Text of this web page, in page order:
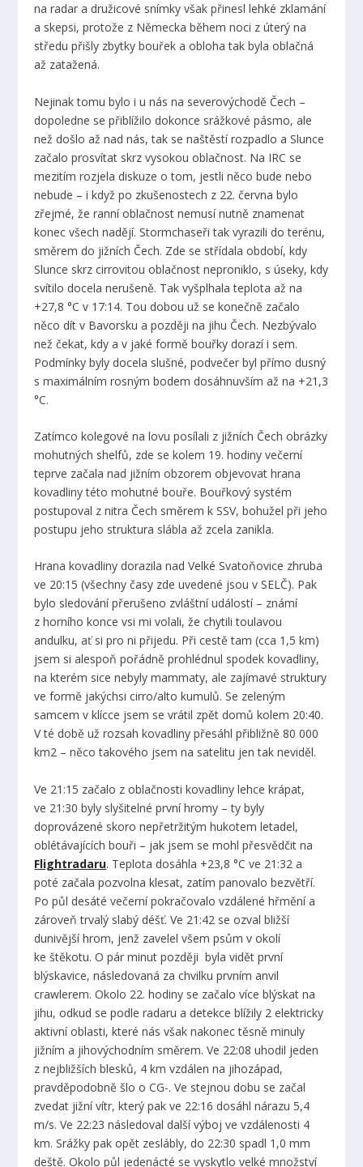
na radar a družicové snímky však přinesl lehké zklamání
a skepsi, protože z Německa během noci z úterý na
středu přišly zbytky bouřek a obloha tak byla oblačná
až zatažená.
Nejinak tomu bylo i u nás na severovýchodě Čech –
dopoledne se přiblížilo dokonce srážkové pásmo, ale
než došlo až nad nás, tak se naštěstí rozpadlo a Slunce
začalo prosvítat skrz vysokou oblačnost. Na IRC se
mezitím rozjela diskuze o tom, jestli něco bude nebo
nebude – i když po zkušenostech z 22. června bylo
zřejmé, že ranní oblačnost nemusí nutně znamenat
konec všech nadějí. Stormchaseři tak vyrazili do terénu,
směrem do jižních Čech. Zde se střídala období, kdy
Slunce skrz cirrovitou oblačnost neproniklo, s úseky, kdy
svítilo docela nerušeně. Tak vyšplhala teplota až na
+27,8 °C v 17:14. Tou dobou už se konečně začalo
něco dít v Bavorsku a později na jihu Čech. Nezbývalo
než čekat, kdy a v jaké formě bouřky dorazí i sem.
Podmínky byly docela slušné, podvečer byl přímo dusný
s maximálním rosným bodem dosáhnuvším až na +21,3
°C.
Zatímco kolegové na lovu posílali z jižních Čech obrázky
mohutných shelfů, zde se kolem 19. hodiny večerní
teprve začala nad jižním obzorem objevovat hrana
kovadliny této mohutné bouře. Bouřkový systém
postupoval z nitra Čech směrem k SSV, bohužel při jeho
postupu jeho struktura slábla až zcela zanikla.
Hrana kovadliny dorazila nad Velké Svatoňovice zhruba
ve 20:15 (všechny časy zde uvedené jsou v SELČ). Pak
bylo sledování přerušeno zvláštní událostí – známí
z horního konce vsi mi volali, že chytili toulavou
andulku, ať si pro ni přijedu. Při cestě tam (cca 1,5 km)
jsem si alespoň pořádně prohlédnul spodek kovadliny,
na kterém sice nebyly mammaty, ale zajímavé struktury
ve formě jakýchsi cirro/alto kumulů. Se zeleným
samcem v klícce jsem se vrátil zpět domů kolem 20:40.
V té době už rozsah kovadliny přesáhl přibližně 80 000
km2 – něco takového jsem na satelitu jen tak neviděl.
Ve 21:15 začalo z oblačnosti kovadliny lehce krápat,
ve 21:30 byly slyšitelné první hromy – ty byly
doprovázené skoro nepřetržitým hukotem letadel,
oblétávajících bouři – jak jsem se mohl přesvědčit na
Flightradaru. Teplota dosáhla +23,8 °C ve 21:32 a
poté začala pozvolna klesat, zatím panovalo bezvětří.
Po půl desáté večerní pokračovalo vzdálené hřmění a
zároveň trvalý slabý déšť. Ve 21:42 se ozval bližší
dunivější hrom, jenž zavelel všem psům v okolí
ke štěkotu. O pár minut později byla vidět první
blýskavice, následovaná za chvilku prvním anvil
crawlerem. Okolo 22. hodiny se začalo více blýskat na
jihu, odkud se podle radaru a detekce blížily 2 elektricky
aktivní oblasti, které nás však nakonec těsně minuly
jižním a jihovýchodním směrem. Ve 22:08 uhodil jeden
z nejbližších blesků, 4 km vzdálen na jihozápad,
pravděpodobně šlo o CG-. Ve stejnou dobu se začal
zvedat jižní vítr, který pak ve 22:16 dosáhl nárazu 5,4
m/s. Ve 22:23 následoval další výboj ve vzdálenosti 4
km. Srážky pak opět zeslábly, do 22:30 spadl 1,0 mm
deště. Okolo půl jedenácté se vyskytlo velké množství